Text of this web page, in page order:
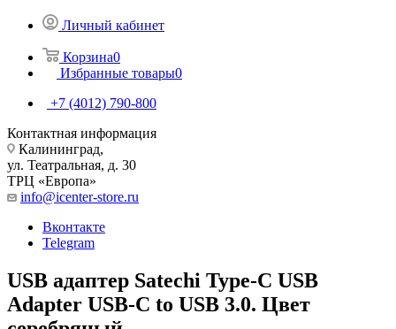
Личный кабинет
Корзина0
Избранные товары0
+7 (4012) 790-800
Контактная информация
Калининград,
ул. Театральная, д. 30
ТРЦ «Европа»
info@icenter-store.ru
Вконтакте
Telegram
USB адаптер Satechi Type-C USB
Adapter USB-C to USB 3.0. Цвет